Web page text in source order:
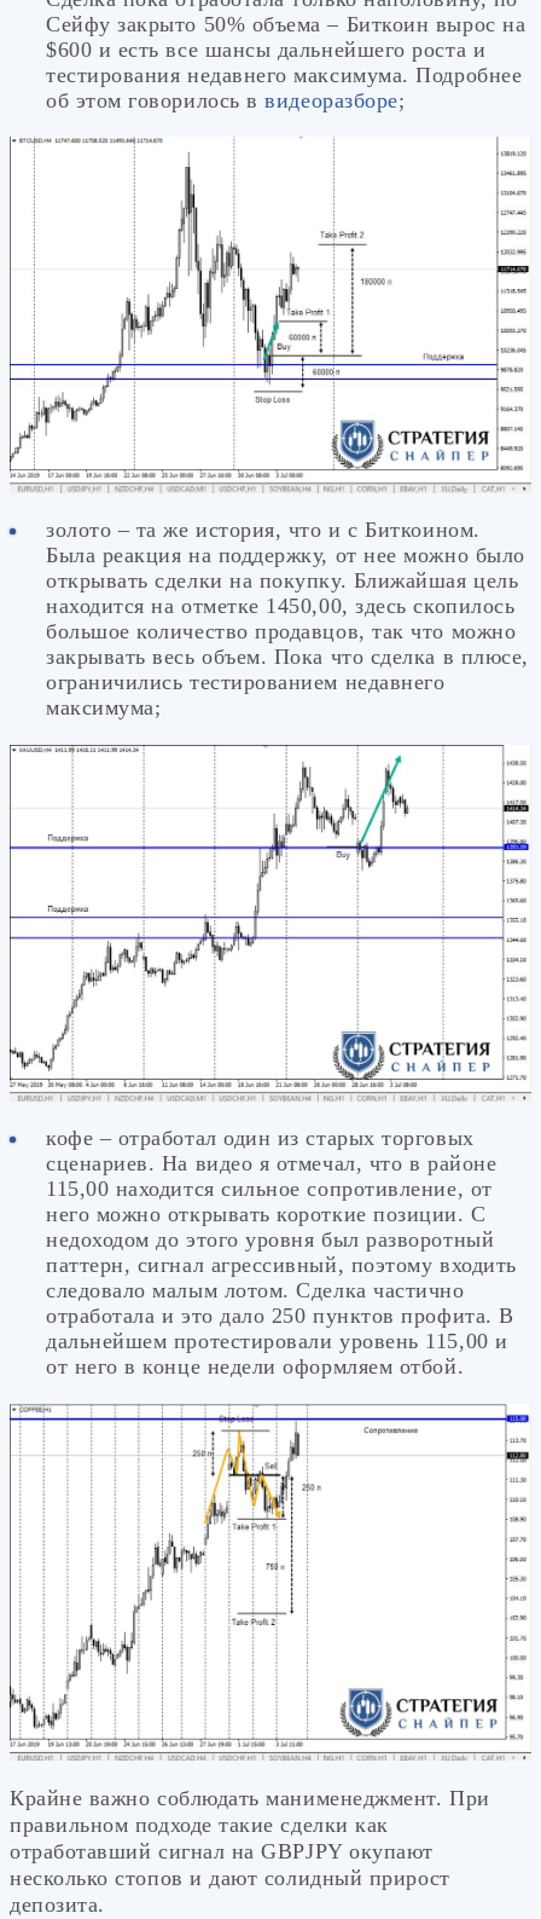
Сейфу закрыто 50% объема – Биткоин вырос на
$600 и есть все шансы дальнейшего роста и
тестирования недавнего максимума. Подробнее
об этом говорилось ввидеоразборе;
золото – та же история, что и с Биткоином.
Была реакция на поддержку, от нее можно было
открывать сделки на покупку. Ближайшая цель
находится на отметке 1450,00, здесь скопилось
большое количество продавцов, так что можно
закрывать весь объем. Пока что сделка в плюсе,
ограничились тестированием недавнего
максимума;
кофе – отработал один из старых торговых
сценариев. На видео я отмечал, что в районе
115,00 находится сильное сопротивление, от
него можно открывать короткие позиции. С
недоходом до этого уровня был разворотный
паттерн, сигнал агрессивный, поэтому входить
следовало малым лотом. Сделка частично
отработала и это дало 250 пунктов профита. В
дальнейшем протестировали уровень 115,00 и
от него в конце недели оформляем отбой.
Крайне важно соблюдать манименеджмент. При
правильном подходе такие сделки как
отработавший сигнал на GBPJPY окупают
несколько стопов и дают солидный прирост
депозита.